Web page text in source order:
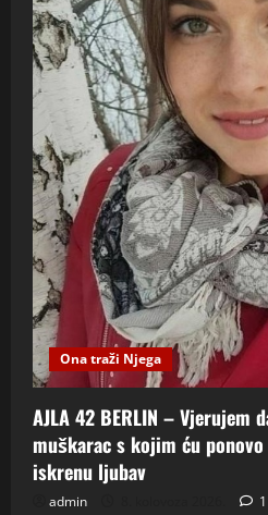
Ona traži Njega
AJLA 42 BERLIN – Vjerujem
muškarac s kojim ću
iskrenu ljubav
admin 1